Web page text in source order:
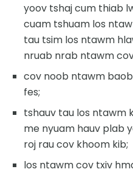
yoov tshaj cum thiab
cuam tshuam los
tau tsim los ntawm
nruab nrab ntawm
cov noob ntawm
fes;
tshauv tau los ntawm
me nyuam hauv plab
roj rau cov khoom kib;
los ntawm cov txiv